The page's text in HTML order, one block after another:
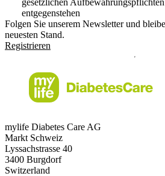
gesetzlichen
entgegenstehen
Folgen Sie unserem Newsletter und
neuesten Stand.
Registrieren
mylife Diabetes Care AG
Markt Schweiz
Lyssachstrasse 40
3400 Burgdorf
Switzerland